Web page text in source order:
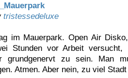
tristessedeluxe
im Mauerpark. Open Air
Stunden vor Arbeit versucht,
grundgenervt zu sein. Man
Atmen. Aber nein, zu viel